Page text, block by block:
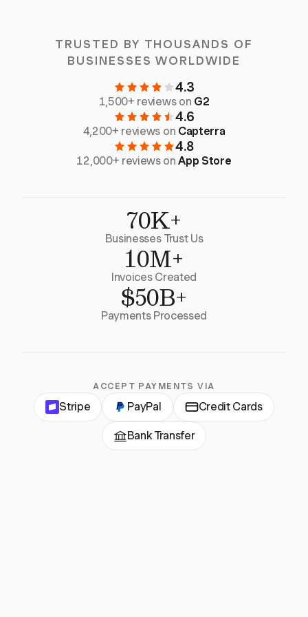
TRUSTED BY THOUSANDS OF
BUSINESSES WORLDWIDE
4.3
1,500+ reviews on G2
4.6
4,200+ reviews on Capterra
4.8
12,000+ reviews onApp Store
70K+
Businesses Trust Us
10M+
Invoices Created
$50B+
Payments Processed
ACCEPT PAYMENTS VIA
Stripe PayPal Credit Cards
Bank Transfer